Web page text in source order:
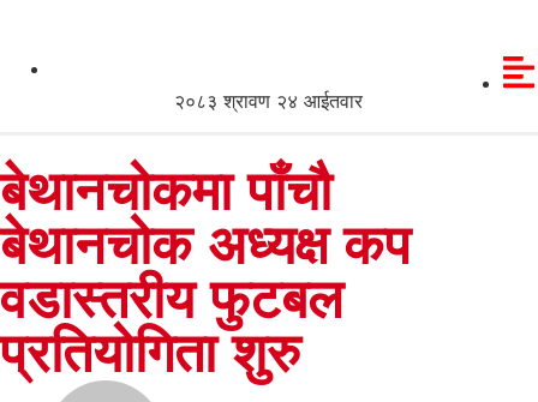
२०८३ श्रावण २४ आईतवार
बेथानचोकमा पाँचौ
बेथानचोक अध्यक्ष कप
वडास्तरीय फुटबल
प्रतियोगिता शुरु